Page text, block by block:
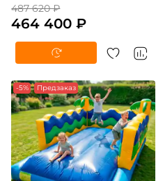
487 620 ₽
464 400 ₽
-5% Предзаказ